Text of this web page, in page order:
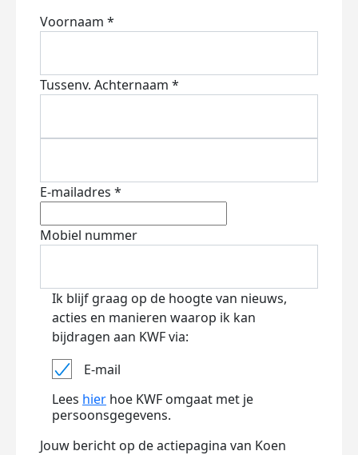
Voornaam *
Tussenv. Achternaam *
E-mailadres *
Mobiel nummer
Ik blijf graag op de hoogte van nieuws,
acties en manieren waarop ik kan
bijdragen aan KWF via:
E-mail
Lees hier hoe KWF omgaat met je
persoonsgegevens.
Jouw bericht op de actiepagina van Koen